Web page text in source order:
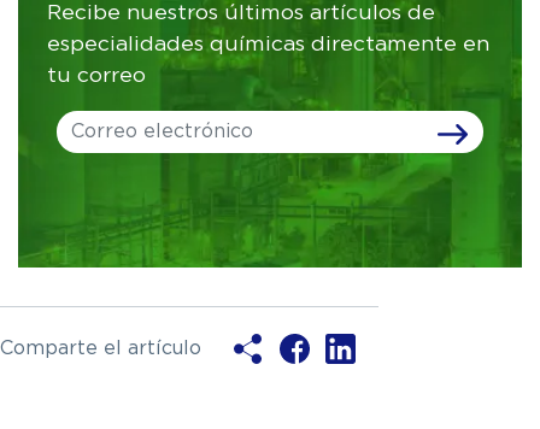
Recibe nuestros últimos artículos de
especialidades químicas directamente en
tu correo
Leave
this
Comparte el artículo